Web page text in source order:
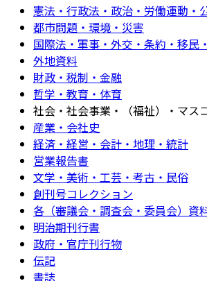
憲法・行政法・政治・労働運動・
都市問題・環境・災害
国際法・軍事・外交・条約・移民
外地資料
財政・税制・金融
哲学・教育・体育
社会・社会事業・（福祉）・マス
産業・会社史
経済・経営・会計・地理・統計
営業報告書
文学・美術・工芸・考古・民俗
創刊号コレクション
各（審議会・調査会・委員会）資
明治期刊行書
政府・官庁刊行物
伝記
書誌